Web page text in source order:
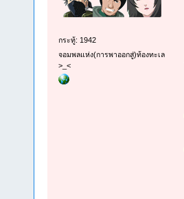
กระทู้: 1942
จอมพลแห่ง(การพาออกสู่)ท้องทะเล
>_<